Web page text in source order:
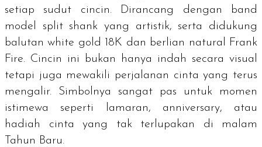
setiap sudut cincin. Dirancang dengan
band
model split shank yang artistik, serta didukung
balutanwhite gold 18K dan berlian natural Frank
Fire. Cincin ini bukan hanya indah secara visual
tetapi juga mewakili perjalanan cinta yang terus
mengalir. Simbolnya sangat pas untuk momen
istimewa seperti lamaran, anniversary, atau
hadiah cinta yang tak terlupakan di malam
Tahun Baru.